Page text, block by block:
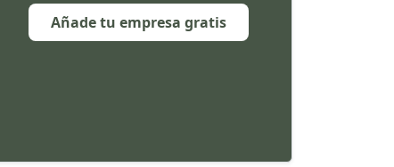
Añade tu empresa gratis